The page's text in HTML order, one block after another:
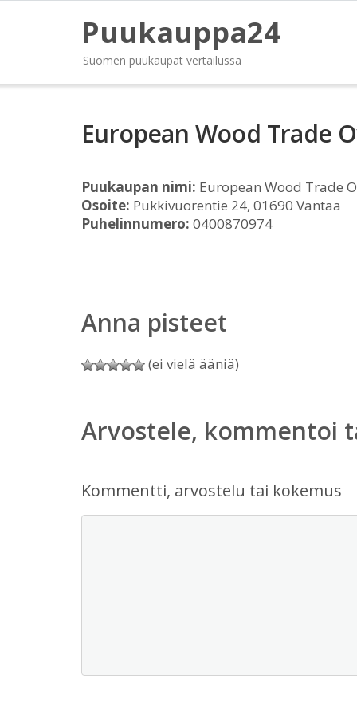
Puukauppa24
Suomen puukaupat vertailussa
European Wood Trade
Puukaupan nimi: European Wood Trade
Osoite: Pukkivuorentie 24, 01690 Vantaa
Puhelinnumero: 0400870974
Anna pisteet
(ei vielä ääniä)
Arvostele, kommentoi
Kommentti, arvostelu tai kokemus